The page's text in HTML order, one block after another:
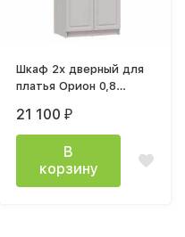
Шкаф 2х дверный для
платья Орион 0,8
21 100 ₽
В
корзину